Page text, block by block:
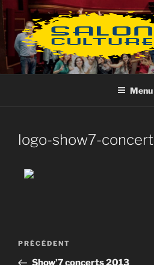
Aller
au
contenu
principal
Menu
logo-show7-concert
Navigation
Article
précédent
PRÉCÉDENT
Show’7 concerts 2013